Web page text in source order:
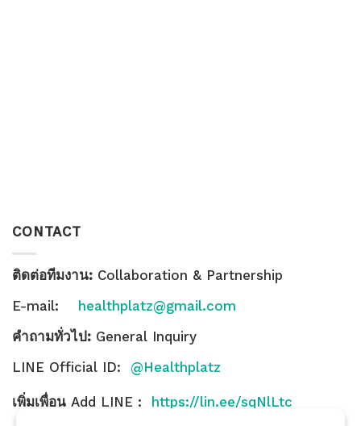
CONTACT
ติดต่อทีมงาน: Collaboration & Partnership
E-mail: healthplatz@gmail.com
คำถามทั่วไป: General Inquiry
LINE Official ID: @Healthplatz
เพิ่มเพื่อน Add LINE : https://lin.ee/sqNlLtc